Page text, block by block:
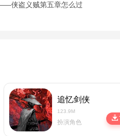
侠盗义贼第五章怎么过
追忆剑侠
123.9M
扮演角色